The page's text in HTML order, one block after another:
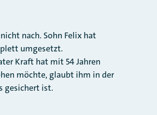
nach. Sohn Felix hat
umgesetzt.
Kraft hat mit 54 Jahren
möchte, glaubt ihm in der
gesichert ist.